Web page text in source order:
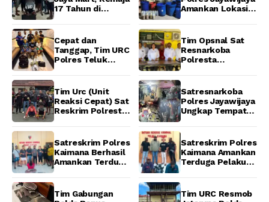
17 Tahun di
URC Resmob
Jatanras Polda
Papua Barat
Amankan Lokasi
Wamena
Cepat dan
Tanggap, Tim URC
Polres Teluk
Pelaku Pencurian
di SMA
Sanawesen
Tim Opsnal Sat
Resnarkoba
Polresta
Kasus Tindak
Pidana Narkotika
Golongan I Jenis
Shabu di SP 4
Tim Urc (Unit
Reaksi Cepat) Sat
Reskrim Polresta
2 Pelaku
Pengeroyokan di
Taman Ria kab.
Satresnarkoba
Polres Jayawijaya
Ungkap Tempat
Wamena
Satreskrim Polres
Kaimana Berhasil
Amankan Terduga
Menggunakan
Satreskrim Polres
Kaimana Amankan
Terduga Pelaku
Unit Barang Bukti
Tim Gabungan
Tim URC Resmob